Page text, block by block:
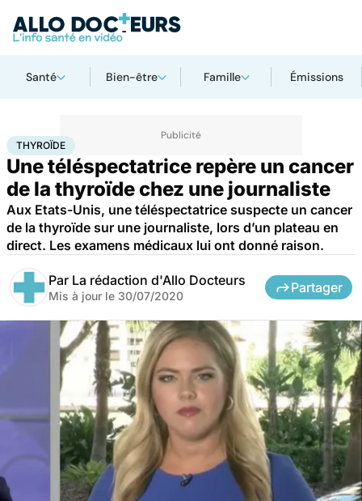
Santé Bien-être Famille Émissions
AccueilSantéMaladies
THYROÏDE
Une téléspectatrice repère un cancer
de la thyroïde chez une journaliste
Aux Etats-Unis, une téléspectatrice suspecte un cancer
de la thyroïde sur une journaliste, lors d’un plateau en
direct. Les examens médicaux lui ont donné raison.
Par La rédaction d'Allo Docteurs
Mis à jour le 30/07/2020
Partager